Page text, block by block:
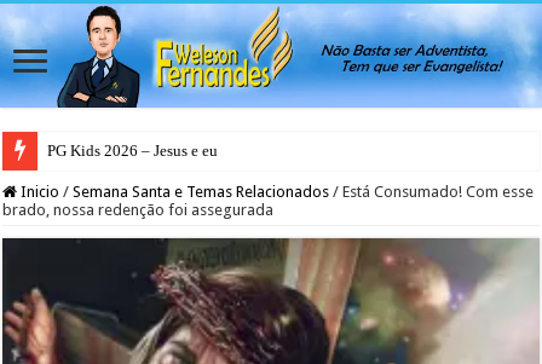
PG Kids 2026 – Jesus e eu
Inicio / Semana Santa e Temas Relacionados / Está Consumado! Com esse
brado, nossa redenção foi assegurada